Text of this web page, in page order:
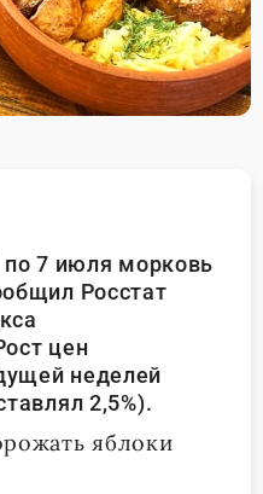
по 7 июля морковь
Росстат
цен
неделей
2,5%).
яблоки